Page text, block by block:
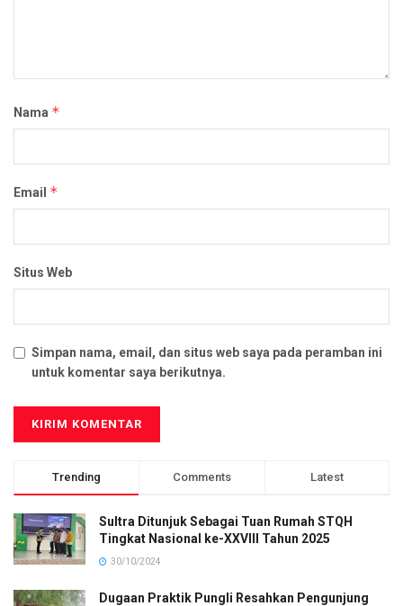
Nama *
Email *
Situs Web
Simpan nama, email, dan situs web saya pada peramban ini
untuk komentar saya berikutnya.
Trending Comments Latest
Sultra Ditunjuk Sebagai Tuan Rumah STQH
Tingkat Nasional ke-XXVIII Tahun 2025
30/10/2024
Dugaan Praktik Pungli Resahkan Pengunjung